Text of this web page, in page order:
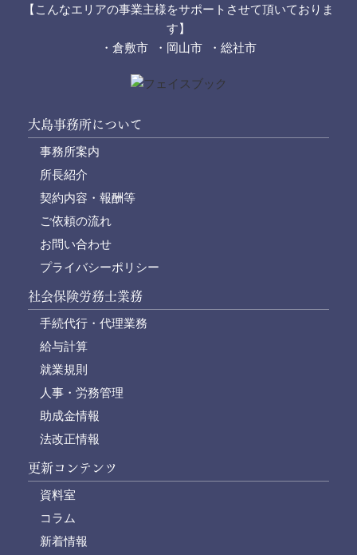
【こんなエリアの事業主様をサポートさせて頂いておりま
す】
・倉敷市 ・岡山市 ・総社市
大島事務所について
事務所案内
所長紹介
契約内容・報酬等
ご依頼の流れ
お問い合わせ
プライバシーポリシー
社会保険労務士業務
手続代行・代理業務
給与計算
就業規則
人事・労務管理
助成金情報
法改正情報
更新コンテンツ
資料室
コラム
新着情報